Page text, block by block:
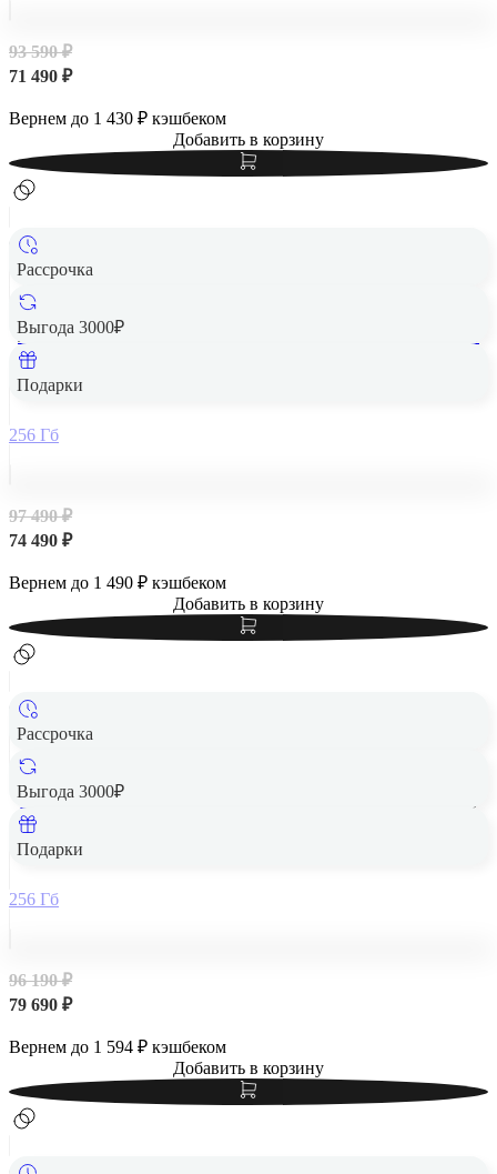
93 590 ₽
71 490 ₽
Вернем до 1 430 ₽ кэшбеком
Добавить в корзину
Рассрочка
Выгода 3000₽
Подарки
Apple iPad Air 13" (M2, 2024, 6 gen) Wi-Fi + Cellular 256Gb
256 Гб
97 490 ₽
74 490 ₽
Вернем до 1 490 ₽ кэшбеком
Добавить в корзину
Рассрочка
Выгода 3000₽
Подарки
Apple iPad Air 13" (M2, 2024, 6 gen) Wi-Fi 256Gb Starlight,
256 Гб
96 190 ₽
79 690 ₽
Вернем до 1 594 ₽ кэшбеком
Добавить в корзину